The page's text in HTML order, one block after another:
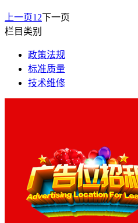
上一页1 2下一页
栏目类别
政策法规
标准质量
技术维修